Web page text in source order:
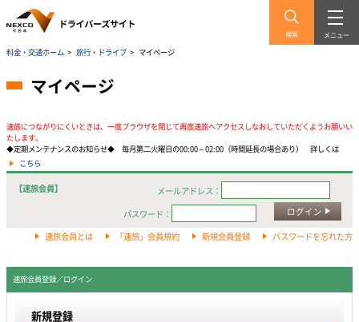
検索 メニュー
料金・交通ホーム > 旅行・ドライブ > マイページ
マイページ
速旅につながりにくいときは、一度ブラウザを閉じて再度速旅へアクセスしなおしていただくようお願いい
たします。
◆定期メンテナンスのお知らせ◆ 毎月第二火曜日の00:00～02:00（時間延長の場合あり） 詳しくは
こちら
【速旅会員】
メールアドレス：
パスワード：
ログイン
速旅会員とは 「速旅」会員規約 新規会員登録 パスワードを忘れた方
速旅会員登録／ログイン
新規登録